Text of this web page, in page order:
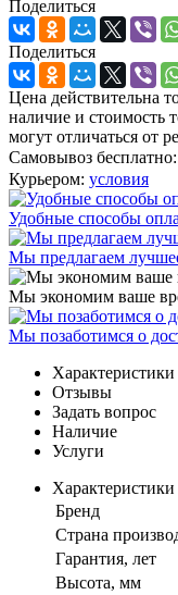
Поделиться
Поделиться
Цена действительна
наличие и стоимость
могут отличаться от
Самовывоз бесплатно:
Курьером: условия
Удобные способы
Мы предлагаем
Мы экономим ваше
Мы позаботимся о
Характеристики
Отзывы
Задать вопрос
Наличие
Услуги
Характеристики
Бренд
Страна
Гарантия, лет
Высота, мм